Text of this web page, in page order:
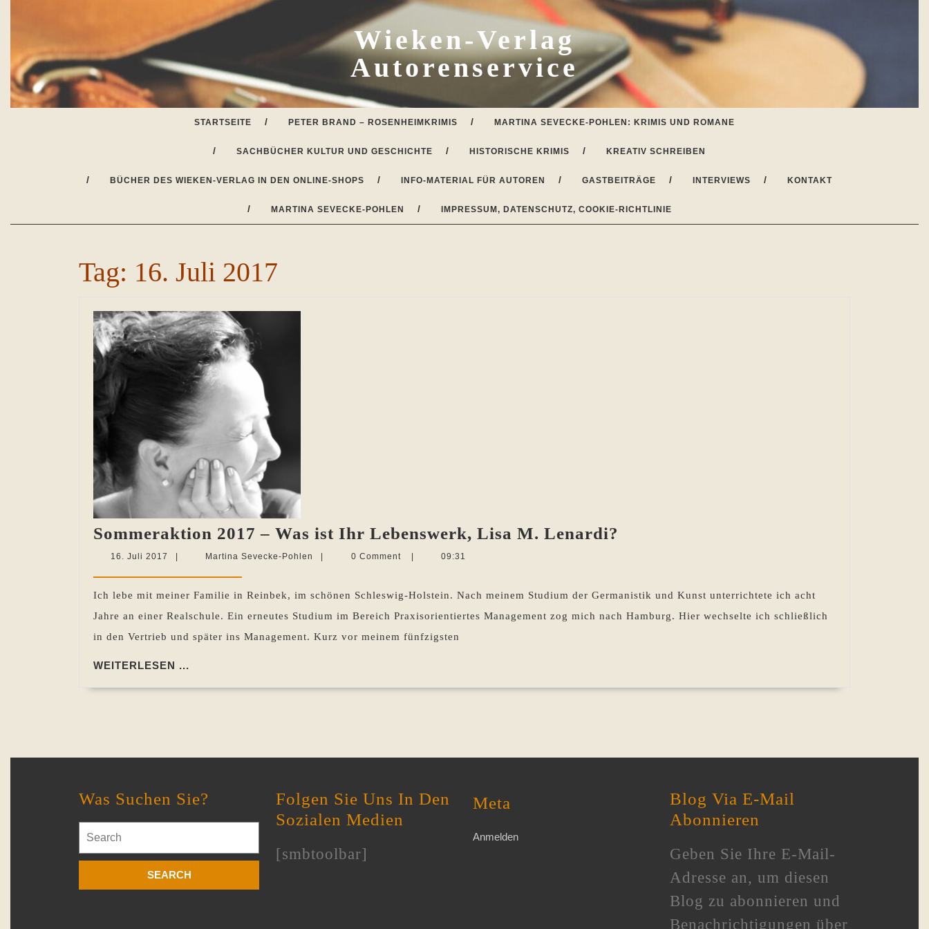
Wieken-Verlag
Autorenservice
STARTSEITE PETER BRAND – ROSENHEIMKRIMIS MARTINA SEVECKE-POHLEN: KRIMIS UND ROMANE
SACHBÜCHER KULTUR UND GESCHICHTE HISTORISCHE KRIMIS KREATIV SCHREIBEN
BÜCHER DES WIEKEN-VERLAG IN DEN ONLINE-SHOPS INFO-MATERIAL FÜR AUTOREN GASTBEITRÄGE INTERVIEWS KONTAKT
MARTINA SEVECKE-POHLEN IMPRESSUM, DATENSCHUTZ, COOKIE-RICHTLINIE
Tag: 16. Juli 2017
Sommeraktion 2017 – Was ist Ihr Lebenswerk, Lisa M. Lenardi?
Was
ist
M.
16. Juli 2017 16.
2017
Martina Sevecke-Pohlen
Martina
0 Comment 09:31
Ich lebe mit meiner Familie in Reinbek, im schönen Schleswig-Holstein. Nach meinem Studium der Germanistik und Kunst unterrichtete ich acht
Jahre an einer Realschule. Ein erneutes Studium im Bereich Praxisorientiertes Management zog mich nach Hamburg. Hier wechselte ich schließlich
in den Vertrieb und später ins Management. Kurz vor meinem fünfzigsten
WEITERLESEN ...
Was Suchen Sie?
for:
Folgen Sie Uns In Den
Sozialen Medien
[smbtoolbar]
Meta
Anmelden
Blog Via E-Mail
Abonnieren
Geben Sie Ihre E-Mail-
Adresse an, um diesen
Blog zu abonnieren und
Benachrichtigungen über